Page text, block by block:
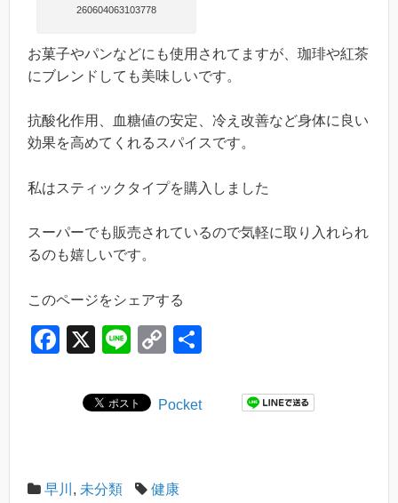
260604063103778
お菓子やパンなどにも使用されてますが、珈琲や紅茶
にブレンドしても美味しいです。
抗酸化作用、血糖値の安定、冷え改善など身体に良い
効果を高めてくれるスパイスです。
私はスティックタイプを購入しました
スーパーでも販売されているので気軽に取り入れられ
るのも嬉しいです。
このページをシェアする
F
o
X
Li
e
C
p
n
Pocket
早川 , 未分類 健康